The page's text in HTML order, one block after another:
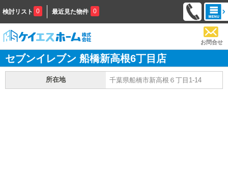
検討リスト 0 最近見た物件 0
お問合せ
セブンイレブン 船橋新高根6丁目店
所在地 千葉県船橋市新高根６丁目1-14